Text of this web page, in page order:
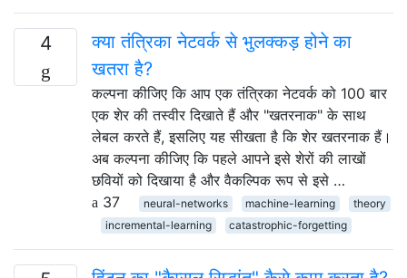
4
क्या तंत्रिका नेटवर्क से भुलक्कड़ होने का
खतरा है?
कल्पना कीजिए कि आप एक तंत्रिका नेटवर्क को 100 बार
एक शेर की तस्वीर दिखाते हैं और "खतरनाक" के साथ
लेबल करते हैं, इसलिए यह सीखता है कि शेर खतरनाक हैं।
अब कल्पना कीजिए कि पहले आपने इसे शेरों की लाखों
छवियों को दिखाया है और वैकल्पिक रूप से इसे …
37
neural-networks machine-learning
theory
incremental-learning
catastrophic-forgetting